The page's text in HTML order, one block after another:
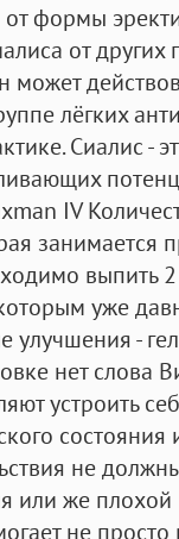
формы
от других
может
лёгких
Сиалис -
IV
выпить
уже
-
нет слова
устроить
не
или же плохой
не